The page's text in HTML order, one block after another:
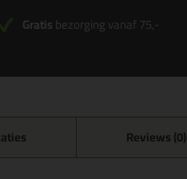
Gratisbezorging vanaf 75,-
Reviews (0)